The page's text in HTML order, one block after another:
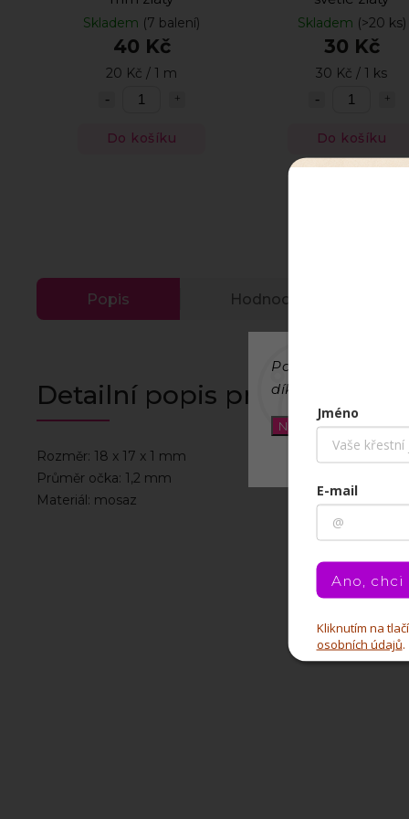
Používáme
díky analýze
Nastavení
Skladem (7 balení)
40 Kč
20 Kč / 1 m
Do košíku
Skladem (>20 ks)
30 Kč
30 Kč / 1 ks
Do košíku
Popis Hodnocení
Detailní popis produktu
Rozměr: 18 x 17 x 1 mm
Průměr očka: 1,2 mm
Materiál: mosaz
Jméno
E-mail
Ano,
Kliknutím na
osobních údajů.